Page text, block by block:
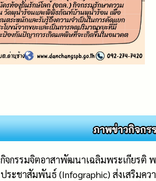
กิจกรรมจิตอาสาพัฒนาเฉลิมพระเกียรติ
ประชาสัมพันธ์ (Infographic) ส่งเสริมค